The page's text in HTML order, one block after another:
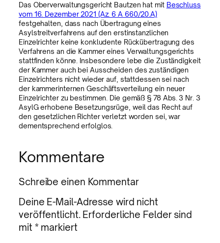
Das Oberverwaltungsgericht Bautzen hat mit Beschluss
vom 16. Dezember 2021 (Az. 6 A 660/20.A)
festgehalten, dass nach Übertragung eines
Asylstreitverfahrens auf den erstinstanzlichen
Einzelrichter keine konkludente Rückübertragung des
Verfahrens an die Kammer eines Verwaltungsgerichts
stattfinden könne. Insbesondere lebe die Zuständigkeit
der Kammer auch bei Ausscheiden des zuständigen
Einzelrichters nicht wieder auf, stattdessen sei nach
der kammerinternen Geschäftsverteilung ein neuer
Einzelrichter zu bestimmen. Die gemäß § 78 Abs. 3 Nr. 3
AsylG erhobene Besetzungsrüge, weil das Recht auf
den gesetzlichen Richter verletzt worden sei, war
dementsprechend erfolglos.
Kommentare
Schreibe einen Kommentar
Deine E-Mail-Adresse wird nicht
veröffentlicht. Erforderliche Felder sind
mit * markiert